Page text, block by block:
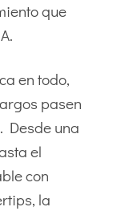
que
en todo,
pasen
Desde una
el
con
la